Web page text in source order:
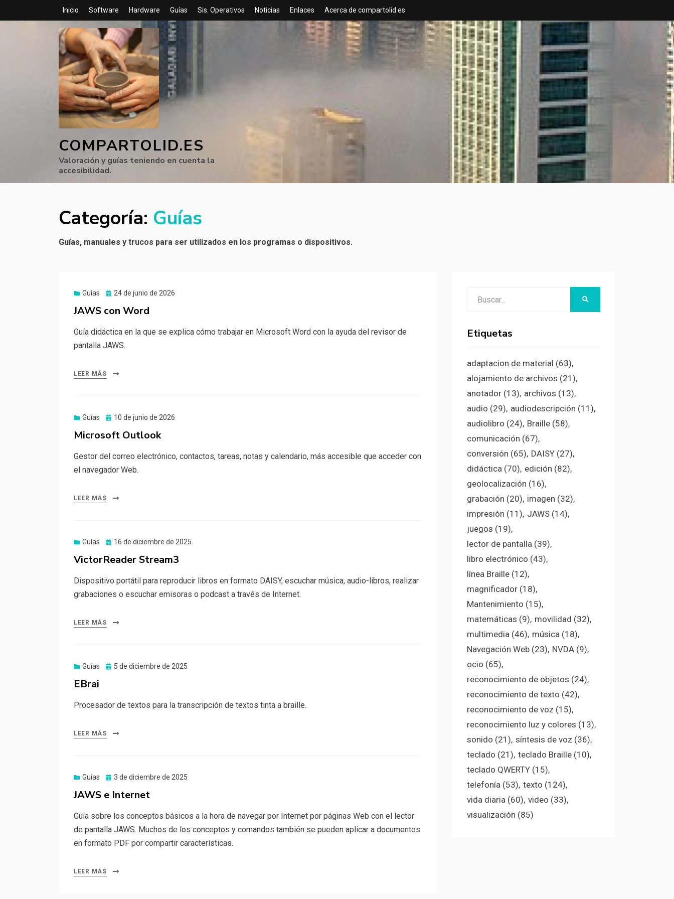
Inicio Software Hardware Guías Sis. Operativos Noticias Enlaces Acerca de compartolid.es
COMPARTOLID.ES
Valoración y guías teniendo en cuenta la
accesibilidad.
Categoría: Guías
Guías, manuales y trucos para ser utilizados en los programas o dispositivos.
Guías
Publicado
24 de junio de 2026
JAWS con Word
Guía didáctica en la que se explica cómo trabajar en Microsoft Word con la ayuda del revisor de
pantalla JAWS.
LEER MÁS
Guías
Publicado
10 de junio de 2026
Microsoft Outlook
Gestor del correo electrónico, contactos, tareas, notas y calendario, más accesible que acceder con
el navegador Web.
LEER MÁS
Guías
Publicado
16 de diciembre de 2025
VictorReader Stream3
Dispositivo portátil para reproducir libros en formato DAISY, escuchar música, audio-libros, realizar
grabaciones o escuchar emisoras o podcast a través de Internet.
LEER MÁS
Guías
Publicado
5 de diciembre de 2025
EBrai
Procesador de textos para la transcripción de textos tinta a braille.
LEER MÁS
Guías
Publicado
3 de diciembre de 2025
JAWS e Internet
Guía sobre los conceptos básicos a la hora de navegar por Internet por páginas Web con el lector
de pantalla JAWS. Muchos de los conceptos y comandos también se pueden aplicar a documentos
en formato PDF por compartir características.
LEER MÁS
Etiquetas
adaptacion de material (63)
alojamiento de archivos (21)
anotador(13) archivos (13)
audio (29) audiodescripción (11)
audiolibro (24) Braille(58)
comunicación (67)
conversión (65) DAISY(27)
didáctica(70) edición (82)
geolocalización (16)
grabación (20) imagen (32)
impresión (11) JAWS(14)
juegos (19)
lector de pantalla(39)
libro electrónico (43)
línea Braille(12)
magnificador(18)
Mantenimiento (15)
matemáticas (9) movilidad (32)
multimedia(46) música(18)
Navegación Web(23) NVDA(9)
ocio (65)
reconocimiento de objetos (24)
reconocimiento de texto (42)
reconocimiento de voz (15)
reconocimiento luz y colores (13)
sonido (21) síntesis de voz (36)
teclado (21) teclado Braille(10)
teclado QWERTY(15)
telefonía(53) texto (124)
vida diaria(60) video (33)
visualización (85)